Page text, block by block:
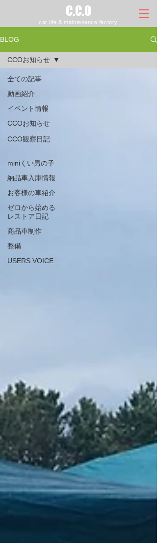
C.C.O
car life & maintenance factory
BLOG
全ての記事
動画紹介
イベント情報
CCOお知らせ
CCO観察日記
miniくい男の子
納品車入庫情報
お客様の車紹介
ゼロから始める
レストア日記
商品車制作
整備
USERS VOICE
CCOお知らせ